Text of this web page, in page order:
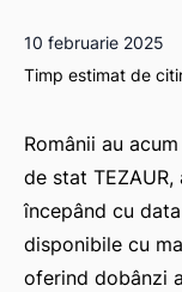
10 februarie 2025
Timp estimat de
Românii au
de stat
începând cu
disponibile cu
oferind dobânzi